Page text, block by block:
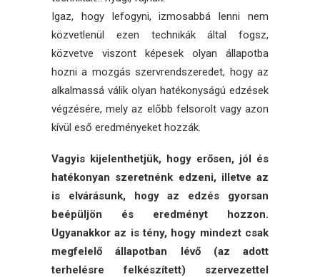
Igaz, hogy lefogyni, izmosabbá lenni nem
közvetlenül ezen technikák által fogsz,
közvetve viszont képesek olyan állapotba
hozni a mozgás szervrendszeredet, hogy az
alkalmassá válik olyan hatékonyságú edzések
végzésére, mely az előbb felsorolt vagy azon
kívül eső eredményeket hozzák.
Vagyis kijelenthetjük, hogy erősen, jól és
hatékonyan szeretnénk edzeni, illetve az
is elvárásunk, hogy az edzés gyorsan
beépüljön és eredményt hozzon.
Ugyanakkor az is tény, hogy mindezt csak
megfelelő állapotban lévő (az adott
terhelésre felkészített) szervezettel